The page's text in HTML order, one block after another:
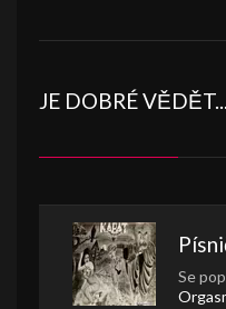
JE DOBRÉ VĚDĚT...
Se